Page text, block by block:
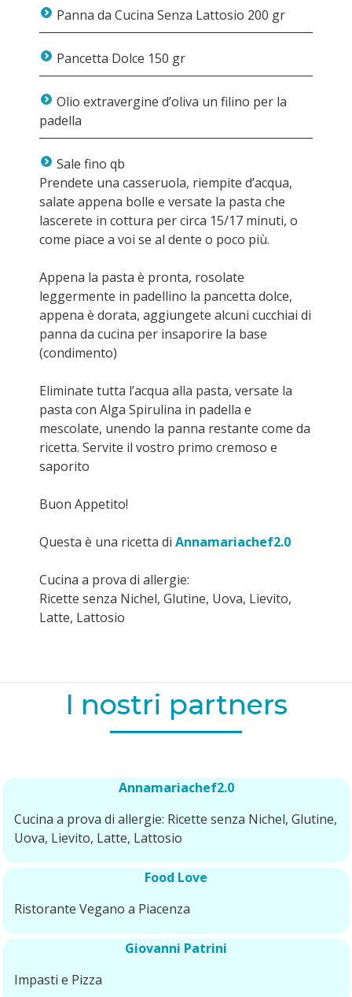
Panna da Cucina Senza Lattosio 200 gr
Pancetta Dolce 150 gr
Olio extravergine d’oliva un filino per la
padella
Sale fino qb
Prendete una casseruola, riempite d’acqua,
salate appena bolle e versate la pasta che
lascerete in cottura per circa 15/17 minuti, o
come piace a voi se al dente o poco più.
Appena la pasta è pronta, rosolate
leggermente in padellino la pancetta dolce,
appena è dorata, aggiungete alcuni cucchiai di
panna da cucina per insaporire la base
(condimento)
Eliminate tutta l’acqua alla pasta, versate la
pasta con Alga Spirulina in padella e
mescolate, unendo la panna restante come da
ricetta. Servite il vostro primo cremoso e
saporito
Buon Appetito!
Questa è una ricetta di Annamariachef2.0
Cucina a prova di allergie:
Ricette senza Nichel, Glutine, Uova, Lievito,
Latte, Lattosio
I nostri partners
Annamariachef2.0
Cucina a prova di allergie: Ricette senza Nichel, Glutine,
Uova, Lievito, Latte, Lattosio
Food Love
Ristorante Vegano a Piacenza
Giovanni Patrini
Impasti e Pizza